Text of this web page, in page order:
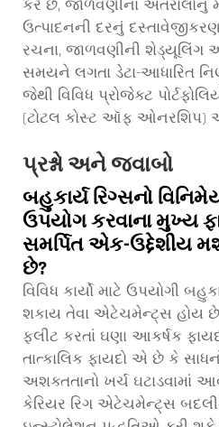
કરે છે, જાળવણીના અંતરાલોનું
ઉત્પાદનની દરનું
રચના, જાળવણીની શેડ્યૂલિંગ
સમયને લગતા ડેટા-આધારિત
જેથી વિવિધ પ્રોજેક્ટ
(ટોટલ કોસ્ટ ઑફ ઓનરશિપ)
પ્રશ્નો અને જવાબો
બહુકાર્ય રિગ્સનો
ઉપયોગ કરવાના મુખ્ય
સમર્પિત એક-ઉદ્દેશીય
છે?
વિવિધ કાર્યો માટે ઉપયોગી
શકાય તેવા એટેચમેન્ટ્સ હોય છે,
ફ્લીટ કરતાં ઘણા આકર્ષક
તાત્કાલિક ફાયદો એ છે કે
અશક્તતાનો ખર્ચ
કેરિયર રિગ એટેચમેન્ટ્સ